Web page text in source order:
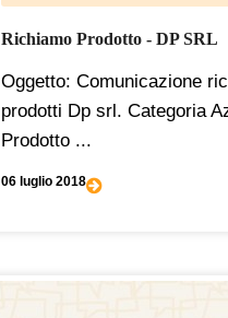
Richiamo Prodotto - DP SRL
Oggetto: Comunicazione
prodotti Dp srl. Categoria
Prodotto ...
06 luglio 2018